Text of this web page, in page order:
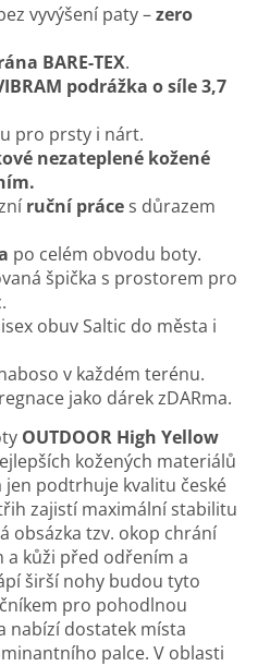
vyvýšení paty –zero
BARE-TEX.
podrážka o síle 3,7
pro prsty i nárt.
nezateplené kožené
ruční práce s důrazem
po celém obvodu boty.
špička s prostorem pro
obuv Saltic do města i
v každém terénu.
jako dárek zDARma.
OUTDOOR High Yellow
kožených materiálů
podtrhuje kvalitu české
zajistí maximální stabilitu
obsázka tzv. okop chrání
a kůži před odřením a
širší nohy budou tyto
pro pohodlnou
nabízí dostatek místa
palce. V oblasti